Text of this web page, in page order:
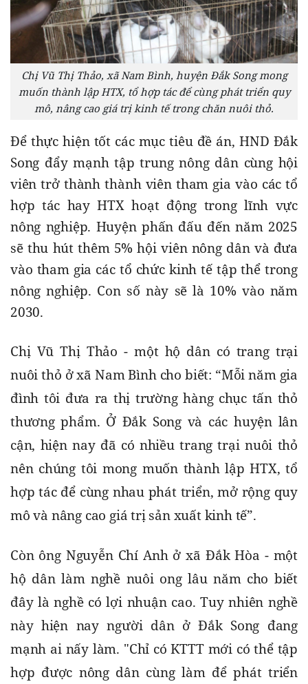
Chị Vũ Thị Thảo, xã Nam Bình, huyện Đắk Song mong
muốn thành lập HTX, tổ hợp tác để cùng phát triển quy
mô, nâng cao giá trị kinh tế trong chăn nuôi thỏ.
Để thực hiện tốt các mục tiêu đề án, HND Đắk
Song đẩy mạnh tập trung nông dân cùng hội
viên trở thành thành viên tham gia vào các tổ
hợp tác hay HTX hoạt động trong lĩnh vực
nông nghiệp. Huyện phấn đấu đến năm 2025
sẽ thu hút thêm 5% hội viên nông dân và đưa
vào tham gia các tổ chức kinh tế tập thể trong
nông nghiệp. Con số này sẽ là 10% vào năm
2030.
Chị Vũ Thị Thảo - một hộ dân có trang trại
nuôi thỏ ở xã Nam Bình cho biết: “Mỗi năm gia
đình tôi đưa ra thị trường hàng chục tấn thỏ
thương phẩm. Ở Đắk Song và các huyện lân
cận, hiện nay đã có nhiều trang trại nuôi thỏ
nên chúng tôi mong muốn thành lập HTX, tổ
hợp tác để cùng nhau phát triển, mở rộng quy
mô và nâng cao giá trị sản xuất kinh tế”.
Còn ông Nguyễn Chí Anh ở xã Đắk Hòa - một
hộ dân làm nghề nuôi ong lâu năm cho biết
đây là nghề có lợi nhuận cao. Tuy nhiên nghề
này hiện nay người dân ở Đắk Song đang
mạnh ai nấy làm. "Chỉ có KTTT mới có thể tập
hợp được nông dân cùng làm để phát triển